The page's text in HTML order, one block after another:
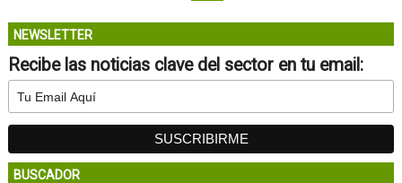
NEWSLETTER
Recibe las noticias clave del sector en tu email:
BUSCADOR